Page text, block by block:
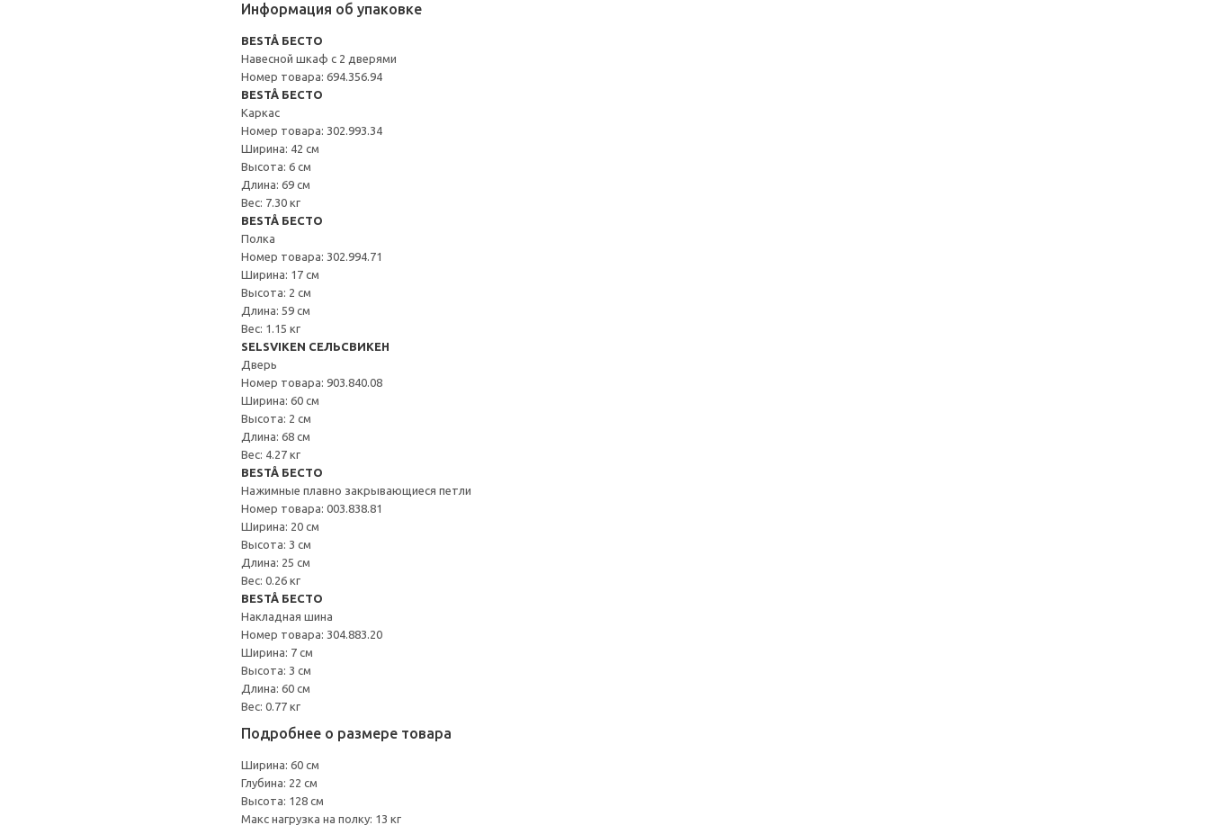
Информация об упаковке
BESTÅ БЕСТО
Навесной шкаф с 2 дверями
Номер товара: 694.356.94
BESTÅ БЕСТО
Каркас
Номер товара: 302.993.34
Ширина: 42 см
Высота: 6 см
Длина: 69 см
Вес: 7.30 кг
BESTÅ БЕСТО
Полка
Номер товара: 302.994.71
Ширина: 17 см
Высота: 2 см
Длина: 59 см
Вес: 1.15 кг
SELSVIKEN СЕЛЬСВИКЕН
Дверь
Номер товара: 903.840.08
Ширина: 60 см
Высота: 2 см
Длина: 68 см
Вес: 4.27 кг
BESTÅ БЕСТО
Нажимные плавно закрывающиеся петли
Номер товара: 003.838.81
Ширина: 20 см
Высота: 3 см
Длина: 25 см
Вес: 0.26 кг
BESTÅ БЕСТО
Накладная шина
Номер товара: 304.883.20
Ширина: 7 см
Высота: 3 см
Длина: 60 см
Вес: 0.77 кг
Подробнее о размере товара
Ширина: 60 см
Глубина: 22 см
Высота: 128 см
Макс нагрузка на полку: 13 кг